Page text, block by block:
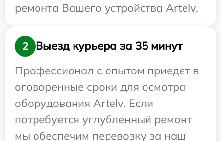
ремонта Вашего устройства Artelv.
2
Выезд курьера за 35 минут
Профессионал с опытом приедет в
оговоренные сроки для осмотра
оборудования Artelv. Если
потребуется углубленный ремонт
мы обеспечим перевозку за наш